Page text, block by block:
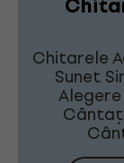
Chitarele
Sunet